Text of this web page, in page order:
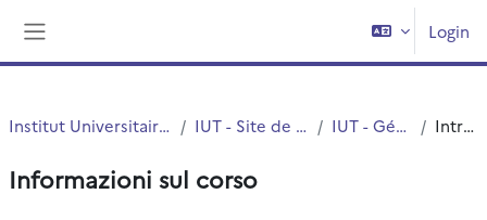
Login
Institut Universitaire de Technologie (IUT) IUT - Site de Villeneuve d'Ascq IUT - Génie Biologique Introduzione
Informazioni sul corso